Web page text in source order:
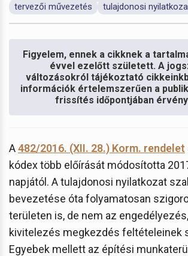
tervezői művezetés
tulajdonosi
Figyelem, ennek a cikknek a
évvel ezelőtt született. A
változásokról tájékoztató
információk értelemszerűen a
frissítés időpontjában
A482/2016. (XII. 28.) Korm. rendelet
kódex több előírását módosította
napjától. A tulajdonosi nyilatkozat
bevezetése óta folyamatosan
területen is, de nem az
kivitelezés megkezdés feltételeinek
Egyebek mellett az építési